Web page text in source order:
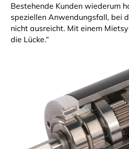
Bestehende Kunden wiederum
speziellen Anwendungsfall, bei dem ihr Equipment
nicht ausreicht. Mit einem
die Lücke.“